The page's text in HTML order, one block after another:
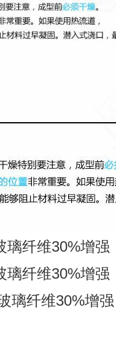
璃纤维30%增强
璃纤维30%增强
璃纤维30%增强